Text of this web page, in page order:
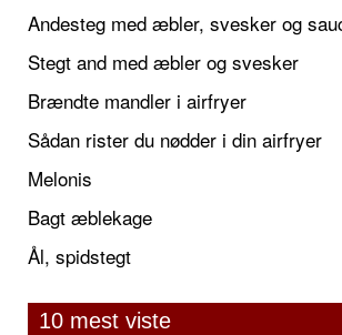
Stegt and med æbler og svesker
Brændte mandler i airfryer
Sådan rister du nødder i din airfryer
Melonis
Bagt æblekage
Ål, spidstegt
10 mest viste